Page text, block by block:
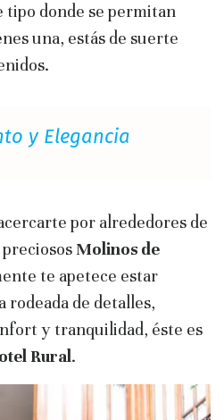
tipo donde se permitan
una, estás de suerte
y Elegancia
por alrededores de
Molinos de
te apetece estar
rodeada de detalles,
y tranquilidad, éste es
Rural.